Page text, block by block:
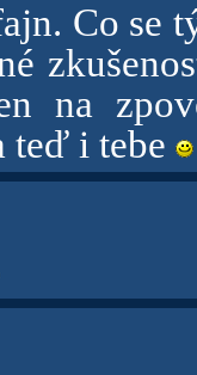
Co se
na
teď i tebe